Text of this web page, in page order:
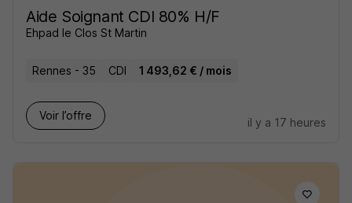
Aide Soignant CDI 80% H/F
Ehpad le Clos St Martin
Rennes - 35 CDI 1 493,62 € / mois
Voir l’offre
il y a 17 heures